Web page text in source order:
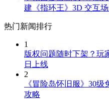
建《指环王》3D 交互
热门新闻排行
1
版权问题随时下架？玩
日上线
2
《冒险岛怀旧服》30
攻略